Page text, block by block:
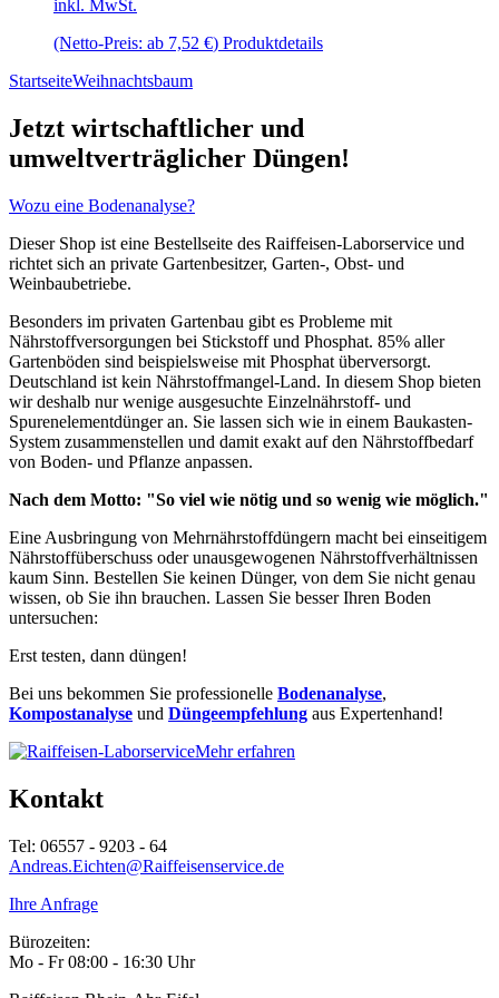
der
inkl. MwSt.
(Netto-Preis: ab 7,52 €) ProduktdetailsDieses
Die
der
Produktseite
StartseiteWeihnachtsbaum
Jetzt wirtschaftlicher und
umweltverträglicher Düngen!
Wozu eine Bodenanalyse?
Dieser Shop ist eine Bestellseite des Raiffeisen-Laborservice und
richtet sich an private Gartenbesitzer, Garten-, Obst- und
Weinbaubetriebe.
Besonders im privaten Gartenbau gibt es Probleme mit
Nährstoffversorgungen bei Stickstoff und Phosphat. 85% aller
Gartenböden sind beispielsweise mit Phosphat überversorgt.
Deutschland ist kein Nährstoffmangel-Land. In diesem Shop bieten
wir deshalb nur wenige ausgesuchte Einzelnährstoff- und
Spurenelementdünger an. Sie lassen sich wie in einem Baukasten-
System zusammenstellen und damit exakt auf den Nährstoffbedarf
von Boden- und Pflanze anpassen.
Nach dem Motto: "So viel wie nötig und so wenig wie möglich."
Eine Ausbringung von Mehrnährstoffdüngern macht bei einseitigem
Nährstoffüberschuss oder unausgewogenen Nährstoffverhältnissen
kaum Sinn. Bestellen Sie keinen Dünger, von dem Sie nicht genau
wissen, ob Sie ihn brauchen. Lassen Sie besser Ihren Boden
untersuchen:
Erst testen, dann düngen!
Bei uns bekommen Sie professionelle Bodenanalyse,
Kompostanalyse und Düngeempfehlung aus Expertenhand!
Mehr erfahren
Kontakt
Tel: 06557 - 9203 - 64
Andreas.Eichten@Raiffeisenservice.de
Ihre Anfrage
Bürozeiten:
Mo - Fr 08:00 - 16:30 Uhr